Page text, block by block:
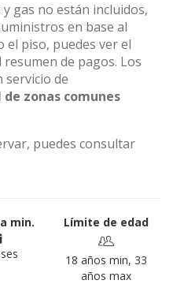
gas no están incluidos,
en base al
piso, puedes ver el
de pagos. Los
servicio de
zonas comunes
puedes consultar
min. Límite de edad
18 años min, 33
años max